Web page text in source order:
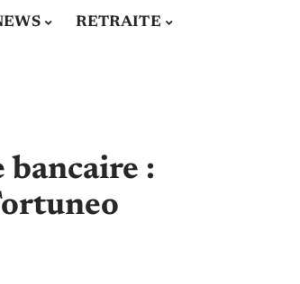
RETRAITE
: